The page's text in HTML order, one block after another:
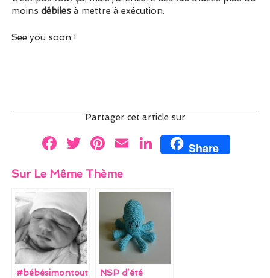
moins débilesà mettre à exécution.
See you soon !
Partager cet article sur
F
a
ce
o
o
k
T
w
itt
er
Pi
er
es
t
E
l
Li
Share
Sur Le Même Thème
#bébésimontout
NSP d’été